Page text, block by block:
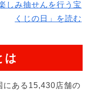
しみ抽せんを行う宝
くじの日」を読む
は
にある15,430店舗の